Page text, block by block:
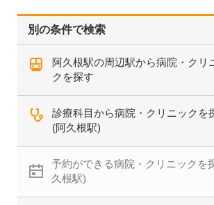
別の条件で検索
阿久根駅の周辺駅から病院・クリ
クを探す
診療科目から病院・クリニックを
(阿久根駅)
予約ができる病院・クリニックを
久根駅)